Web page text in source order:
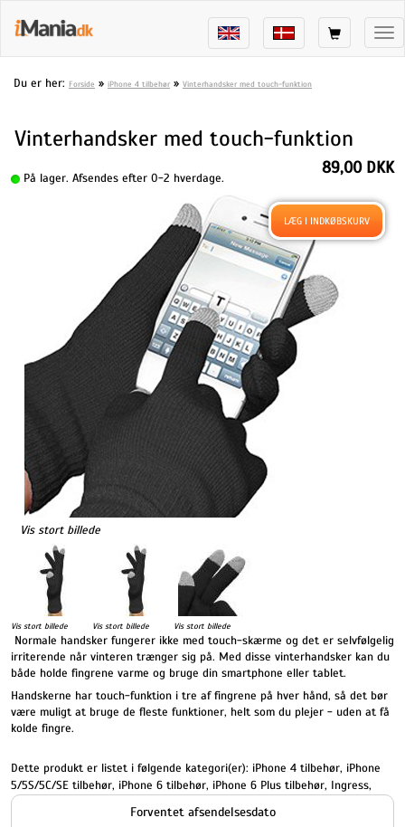
Du er her: Forside » iPhone 4 tilbehør » Vinterhandsker med touch-funktion
Vinterhandsker med touch-funktion
På lager. Afsendes efter 0-2 hverdage.
Vis stort billede
89,00 DKK
Vis stort billede Vis stort billede Vis stort billede
Normale handsker fungerer ikke med touch-skærme og det er selvfølgelig
irriterende når vinteren trænger sig på. Med disse vinterhandsker kan du
både holde fingrene varme og bruge din smartphone eller tablet.
Handskerne har touch-funktion i tre af fingrene på hver hånd, så det bør
være muligt at bruge de fleste funktioner, helt som du plejer - uden at få
kolde fingre.
Dette produkt er listet i følgende kategori(er): iPhone 4 tilbehør, iPhone
5/5S/5C/SE tilbehør, iPhone 6 tilbehør, iPhone 6 Plus tilbehør, Ingress,
Forventet afsendelsesdato